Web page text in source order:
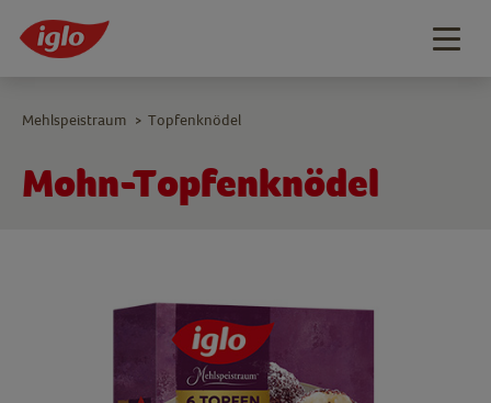
Mohn-Topfenknödel
Mehlspeistraum > Topfenknödel